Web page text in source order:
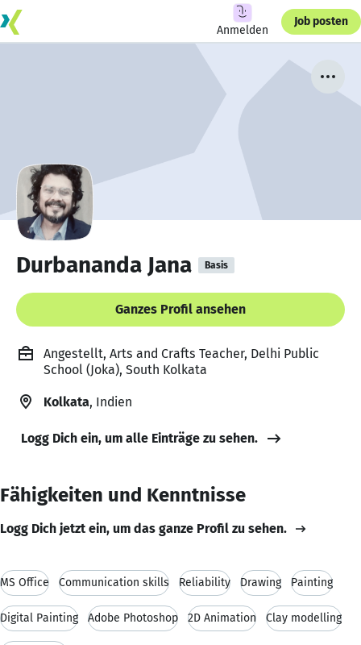
Anmelden
Job posten
Durbananda Jana Basis
Ganzes Profil ansehen
Angestellt, Arts and Crafts Teacher, Delhi Public
School (Joka), South Kolkata
Kolkata, Indien
Logg Dich ein, um alle Einträge zu sehen.
Fähigkeiten und Kenntnisse
Logg Dich jetzt ein, um das ganze Profil zu sehen.
MS Office Communication skills Reliability Drawing Painting
Digital Painting Adobe Photoshop 2D Animation Clay modelling